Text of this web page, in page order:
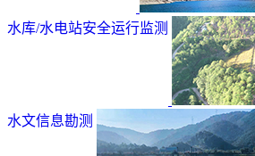
水库/水电站安全运行监测
水文信息勘测